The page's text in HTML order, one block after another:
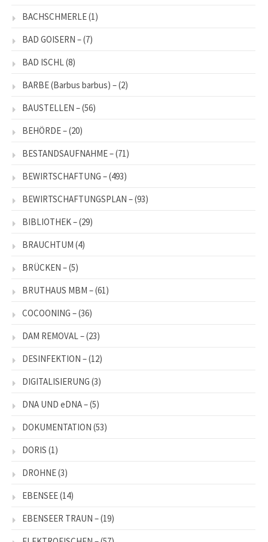
BACHSCHMERLE(1)
BAD GOISERN –(7)
BAD ISCHL (8)
BARBE (Barbus barbus) –(2)
BAUSTELLEN –(56)
BEHÖRDE –(20)
BESTANDSAUFNAHME –(71)
BEWIRTSCHAFTUNG –(493)
BEWIRTSCHAFTUNGSPLAN –(93)
BIBLIOTHEK –(29)
BRAUCHTUM (4)
BRÜCKEN –(5)
BRUTHAUS MBM –(61)
COCOONING –(36)
DAM REMOVAL –(23)
DESINFEKTION –(12)
DIGITALISIERUNG (3)
DNA UND eDNA –(5)
DOKUMENTATION (53)
DORIS (1)
DROHNE(3)
EBENSEE(14)
EBENSEER TRAUN –(19)